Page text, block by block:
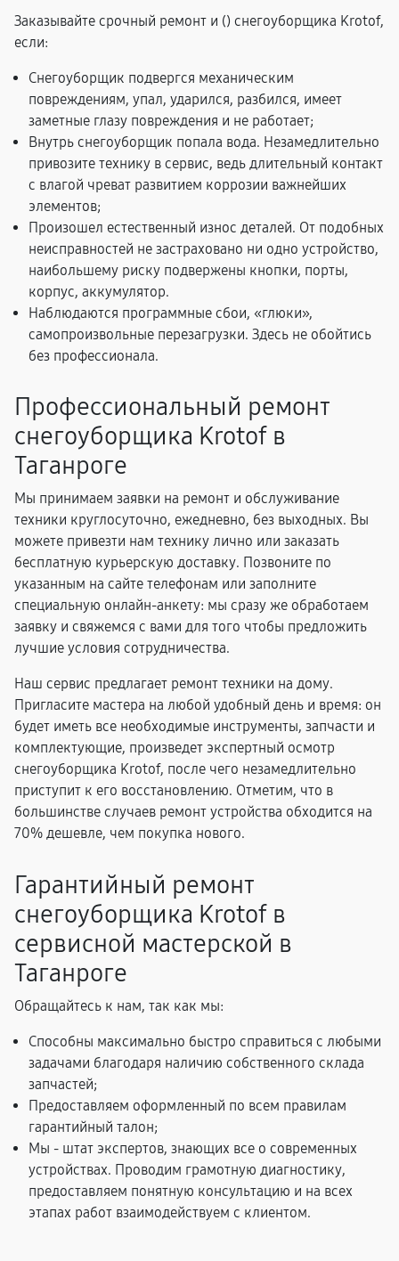
Заказывайте срочный ремонт и () снегоуборщика Krotof,
если:
Снегоуборщик подвергся механическим
повреждениям, упал, ударился, разбился, имеет
заметные глазу повреждения и не работает;
Внутрь снегоуборщик попала вода. Незамедлительно
привозите технику в сервис, ведь длительный контакт
с влагой чреват развитием коррозии важнейших
элементов;
Произошел естественный износ деталей. От подобных
неисправностей не застраховано ни одно устройство,
наибольшему риску подвержены кнопки, порты,
корпус, аккумулятор.
Наблюдаются программные сбои, «глюки»,
самопроизвольные перезагрузки. Здесь не обойтись
без профессионала.
Профессиональный ремонт
снегоуборщика Krotof в
Таганроге
Мы принимаем заявки на ремонт и обслуживание
техники круглосуточно, ежедневно, без выходных. Вы
можете привезти нам технику лично или заказать
бесплатную курьерскую доставку. Позвоните по
указанным на сайте телефонам или заполните
специальную онлайн-анкету: мы сразу же обработаем
заявку и свяжемся с вами для того чтобы предложить
лучшие условия сотрудничества.
Наш сервис предлагает ремонт техники на дому.
Пригласите мастера на любой удобный день и время: он
будет иметь все необходимые инструменты, запчасти и
комплектующие, произведет экспертный осмотр
снегоуборщика Krotof, после чего незамедлительно
приступит к его восстановлению. Отметим, что в
большинстве случаев ремонт устройства обходится на
70% дешевле, чем покупка нового.
Гарантийный ремонт
снегоуборщика Krotof в
сервисной мастерской в
Таганроге
Обращайтесь к нам, так как мы:
Способны максимально быстро справиться с любыми
задачами благодаря наличию собственного склада
запчастей;
Предоставляем оформленный по всем правилам
гарантийный талон;
Мы - штат экспертов, знающих все о современных
устройствах. Проводим грамотную диагностику,
предоставляем понятную консультацию и на всех
этапах работ взаимодействуем с клиентом.